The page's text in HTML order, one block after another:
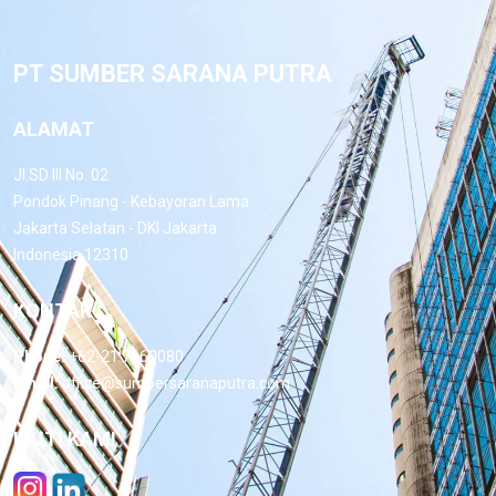
PT SUMBER SARANA PUTRA
ALAMAT
Jl.SD III No. 02
Pondok Pinang - Kebayoran Lama
Jakarta Selatan - DKI Jakarta
Indonesia 12310
KONTAK
Phone: +62-21 7660080
Email:office@sumbersaranaputra.com
IKUTI KAMI